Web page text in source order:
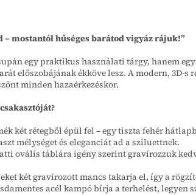
mostantól hűséges barátod vigyáz rájuk!”
egy praktikus használati tárgy, hanem
előszobájának ékköve lesz. A modern, 3D-s
minden hazaérkezéskor.
két rétegből épül fel – egy tiszta fehér
mélységet és eleganciát ad a sziluettnek.
ovális táblára igény szerint gravírozzuk
két gravírozott mancs takarja el, így a
acél kampó bírja a terhelést, legyen